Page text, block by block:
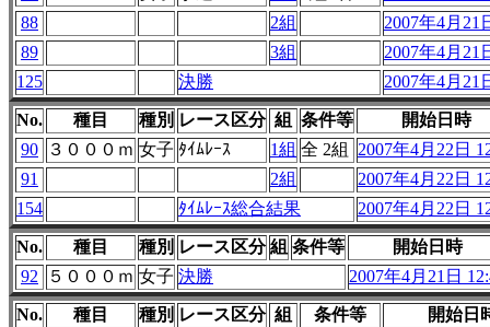
88
2組
2007年4月21
89
3組
2007年4月21
125
決勝 2007年4月21
No. 種目 種別 レース区分 組 条件等
開始日時
90
３０００ｍ 女子 ﾀｲﾑﾚｰｽ 1組 全 2組
2007年4月22日
91
2組
2007年4月22日
154
ﾀｲﾑﾚｰｽ総合結果 2007年4月22日
No. 種目 種別 レース区分 組 条件等
開始日時
92
５０００ｍ 女子 決勝 2007年4月21日
No. 種目 種別 レース区分 組 条件等
開始日